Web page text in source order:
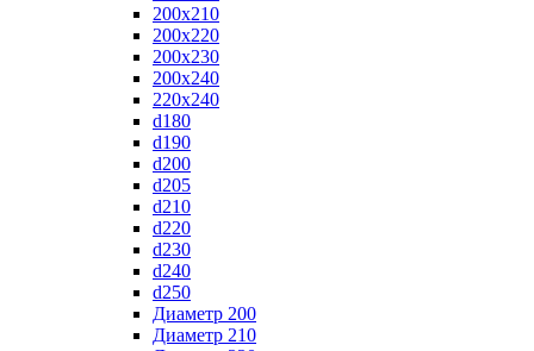
200x210
200x220
200x230
200x240
220x240
d180
d190
d200
d205
d210
d220
d230
d240
d250
Диаметр 200
Диаметр 210